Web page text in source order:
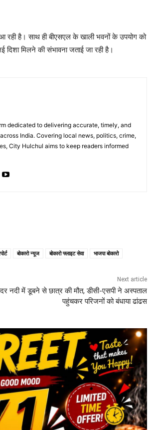
आ रही है। साथ ही बीएसएल के खाली भवनों के उपयोग को
मिलने की संभावना जताई जा रही है।
dedicated to delivering accurate, timely, and
India. Covering local news, politics, crime,
City Hulchul aims to keep readers informed
बोकारो न्यूज बोकारो फ्लाइट सेवा
भाजपा बोकारो
Next article
नदी में डूबने से छात्र की मौत, डीसी-एसपी ने अस्पताल
पहुंचकर परिजनों को बंधाया ढांढस